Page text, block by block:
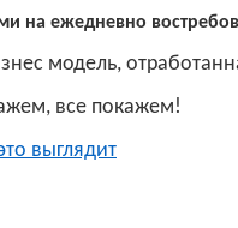
на ежедневно
модель,
все покажем!
выглядит